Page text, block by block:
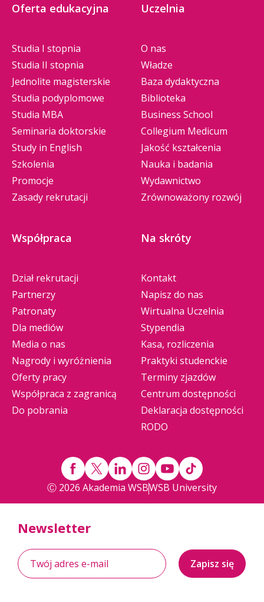
Oferta edukacyjna
Studia I stopnia
Studia II stopnia
Jednolite magisterskie
Studia podyplomowe
Studia MBA
Seminaria doktorskie
Study in English
Szkolenia
Promocje
Zasady rekrutacji
Uczelnia
O nas
Władze
Baza dydaktyczna
Biblioteka
Business School
Collegium Medicum
Jakość kształcenia
Nauka i badania
Wydawnictwo
Zrównoważony rozwój
Współpraca
Dział rekrutacji
Partnerzy
Patronaty
Dla mediów
Media o nas
Nagrody i wyróżnienia
Oferty pracy
Współpraca z zagranicą
Do pobrania
Na skróty
Kontakt
Napisz do nas
Wirtualna Uczelnia
Stypendia
Kasa, rozliczenia
Praktyki studenckie
Terminy zjazdów
Centrum dostępności
Deklaracja dostępności
RODO
Ⓒ 2026 Akademia WSBWSB University
Newsletter
Zapisz się